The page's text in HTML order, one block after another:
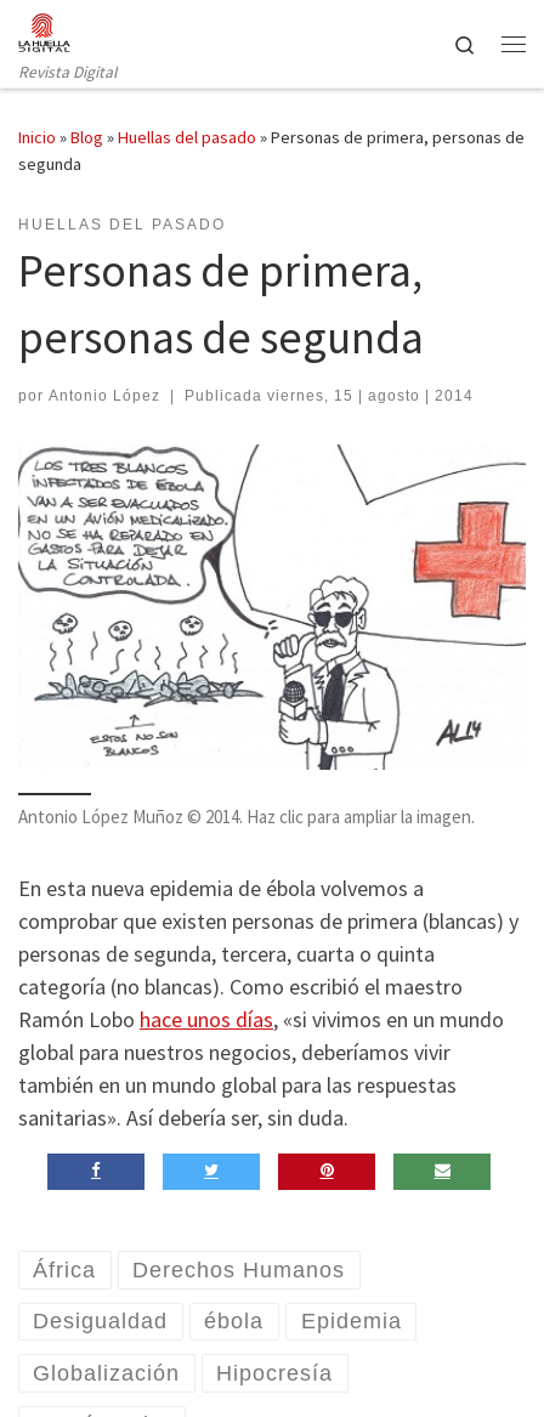
Saltar al contenido
Revista Digital
Search
Inicio »Blog »Huellas del pasado »Personas de primera, personas de
segunda
HUELLAS DEL PASADO
Personas de primera,
personas de segunda
por Antonio López | Publicada viernes, 15 | agosto | 2014
Antonio López Muñoz © 2014. Haz clic para ampliar la imagen.
En esta nueva epidemia de ébola volvemos a
comprobar que existen personas de primera (blancas) y
personas de segunda, tercera, cuarta o quinta
categoría (no blancas). Como escribió el maestro
Ramón Lobo hace unos días, «si vivimos en un mundo
global para nuestros negocios, deberíamos vivir
también en un mundo global para las respuestas
sanitarias». Así debería ser, sin duda.
África Derechos Humanos
Desigualdad ébola Epidemia
Globalización Hipocresía